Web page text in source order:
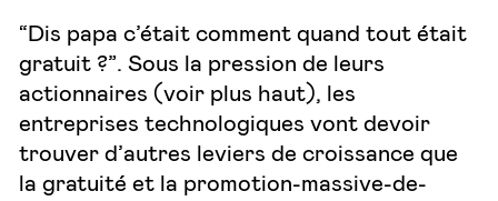
“Dis papa c’était comment quand tout était
gratuit ?”. Sous la pression de leurs
actionnaires (voir plus haut), les
entreprises technologiques vont devoir
trouver d’autres leviers de croissance que
la gratuité et la promotion-massive-de-